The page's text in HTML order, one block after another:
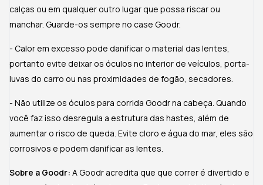
calças ou em qualquer outro lugar que possa riscar ou
manchar. Guarde-os sempre no case Goodr.
- Calor em excesso pode danificar o material das lentes,
portanto evite deixar os óculos no interior de veículos, porta-
luvas do carro ou nas proximidades de fogão, secadores.
- Não utilize os óculos para corrida Goodr na cabeça. Quando
você faz isso desregula a estrutura das hastes, além de
aumentar o risco de queda. Evite cloro e água do mar, eles são
corrosivos e podem danificar as lentes.
Sobre a Goodr: A Goodr acredita que que correr é divertido e